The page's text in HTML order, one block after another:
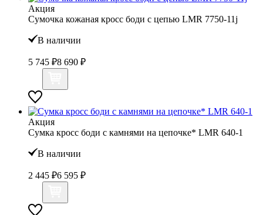
Акция
Сумочка кожаная кросс боди с цепью LMR 7750-11j
В наличии
5 745 ₽8 690 ₽
Акция
Сумка кросс боди с камнями на цепочке* LMR 640-1
В наличии
2 445 ₽6 595 ₽